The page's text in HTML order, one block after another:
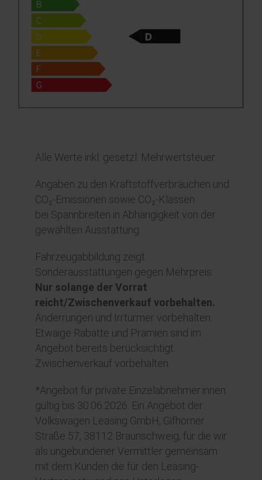
Alle Werte inkl. gesetzl. Mehrwertsteuer.
Angaben zu den Kraftstoffverbräuchen und
CO₂-Emissionen sowie CO₂-Klassen
bei Spannbreiten in Abhängigkeit von der
gewählten Ausstattung.
Fahrzeugabbildung zeigt
Sonderausstattungen gegen Mehrpreis.
Nur solange der Vorrat
reicht/Zwischenverkauf vorbehalten.
Änderrungen und Irrtürmer vorbehalten.
Etwaige Rabatte und Prämien sind im
Angebot bereits berücksichtigt.
Zwischenverkauf vorbehalten.
*Angebot für private Einzelabnehmer:innen
gültig bis 30.06.2026. Ein Angebot der
Volkswagen Leasing GmbH, Gifhorner
Straße 57, 38112 Braunschweig, für die wir
als ungebundener Vermittler gemeinsam
mit dem Kunden die für den Leasing-